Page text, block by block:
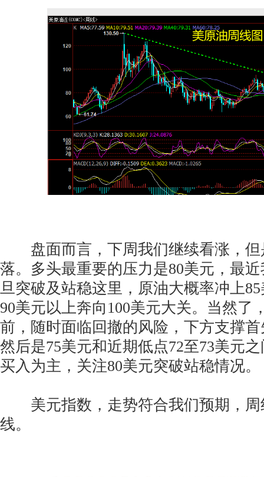
盘面而言，下周我们继续看涨，但
落。多头最重要的压力是80美元，最
旦突破及站稳这里，原油大概率冲上
90美元以上奔向100美元大关。当然了
前，随时面临回撤的风险，下方支撑
然后是75美元和近期低点72至73美元
买入为主，关注80美元突破站稳情况。
美元指数，走势符合我们预期，周
线。